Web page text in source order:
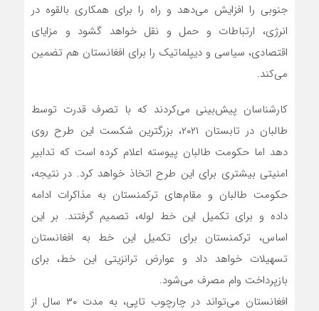
جنوبی را افزایش می‌دهد و راه را برای همکاری بالقوه در
انرژی، ارتباطات و حمل و نقل خواهد گشود و مزایای
اقتصادی، سیاسی و دیپلماتیک را برای افغانستان هم تضمین
می‌کند.
کارشناسان پیش‌بینی می‌کردند که با تصرف قدرت توسط
طالبان در تابستان ۲۰۲۱، بزرگترین شکست این طرح روی
دهد اما حکومت طالبان پیوسته اعلام کرده است که تدابیر
امنیتی بیشتری برای این طرح اتخاذ خواهد کرد. در نتیجه،
حکومت طالبان و مقام‌های ترکمنستان به مذاکرات ادامه
داده و برای تکمیل این خط لوله، تصمیم گرفتند. بر این
اساس، ترکمنستان برای تکمیل این خط به افغانستان
تسهیلات خواهد داد و عوارض ترانزیتی این خط، برای
بازپرداخت وام مصرف می‌شود.
افغانستان می‌تواند در چارچوب تاپی، به مدت ۳۰ سال از